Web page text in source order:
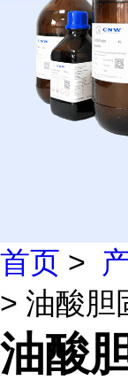
首页 >
> 油酸胆
油酸